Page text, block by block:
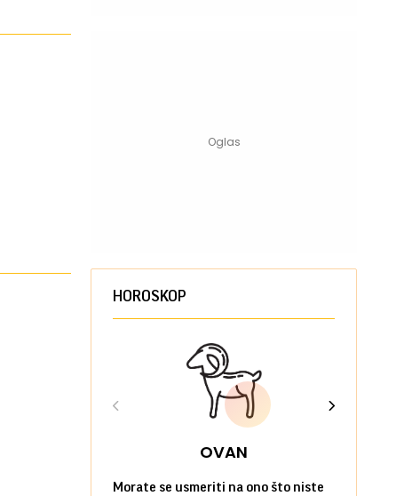
HOROSKOP
OVAN
Morate se usmeriti na ono što niste